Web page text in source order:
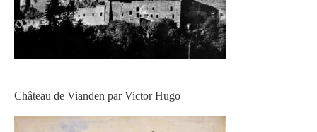
Château de Vianden par Victor Hugo